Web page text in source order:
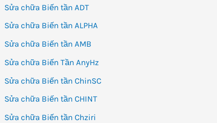
Sửa chữa Biến tần ADT
Sửa chữa Biến tần ALPHA
Sửa chữa Biến tần AMB
Sửa chữa Biến Tần AnyHz
Sửa chữa Biến tần ChinSC
Sửa chữa Biến tần CHINT
Sửa chữa Biến tần Chziri